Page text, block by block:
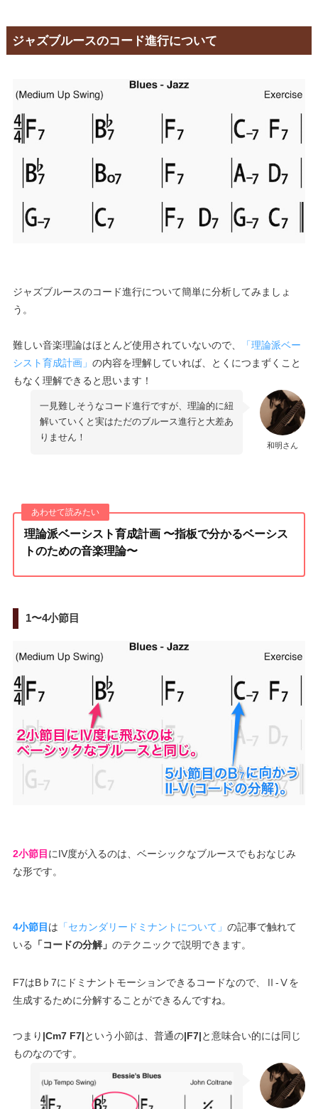
ジャズブルースのコード進行について
ジャズブルースのコード進行について簡単に分析してみましょ
う。
難しい音楽理論はほとんど使用されていないので、
「理論派ベー
シスト育成計画」 の内容を理解していれば、とくにつまずくこと
もなく理解できると思います！
和明さん
一見難しそうなコード進行ですが、理論的に紐
解いていくと実はただのブルース進行と大差あ
りません！
理論派ベーシスト育成計画 〜指板で分かるベーシス
トのための音楽理論〜
1〜4小節目
2小節目 にIV度が入るのは、ベーシックなブルースでもおなじみ
な形です。
4小節目 は 「セカンダリードミナントについて」 の記事で触れて
いる
「コードの分解」 のテクニックで説明できます。
F7はB♭7にドミナントモーションできるコードなので、Ⅱ-Ⅴを
生成するために分解することができるんですね。
つまり |Cm7 F7|という小節は、普通の|F7|と意味合い的には同じ
ものなのです。